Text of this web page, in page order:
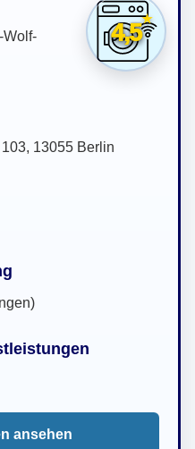
4,5
Wolf-
13055 Berlin
ansehen